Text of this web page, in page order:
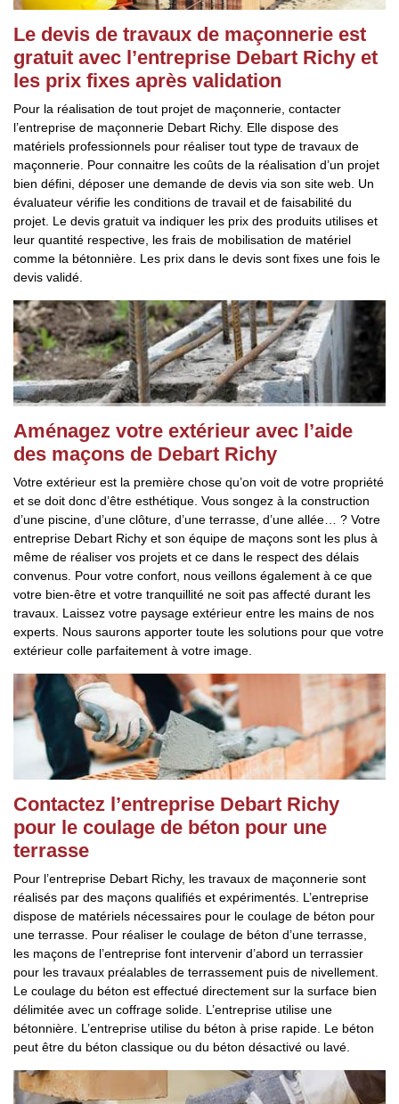
Le devis de travaux de maçonnerie est
gratuit avec l’entreprise Debart Richy et
les prix fixes après validation
Pour la réalisation de tout projet de maçonnerie, contacter
l’entreprise de maçonnerie Debart Richy. Elle dispose des
matériels professionnels pour réaliser tout type de travaux de
maçonnerie. Pour connaitre les coûts de la réalisation d’un projet
bien défini, déposer une demande de devis via son site web. Un
évaluateur vérifie les conditions de travail et de faisabilité du
projet. Le devis gratuit va indiquer les prix des produits utilises et
leur quantité respective, les frais de mobilisation de matériel
comme la bétonnière. Les prix dans le devis sont fixes une fois le
devis validé.
Aménagez votre extérieur avec l’aide
des maçons de Debart Richy
Votre extérieur est la première chose qu’on voit de votre propriété
et se doit donc d’être esthétique. Vous songez à la construction
d’une piscine, d’une clôture, d’une terrasse, d’une allée… ? Votre
entreprise Debart Richy et son équipe de maçons sont les plus à
même de réaliser vos projets et ce dans le respect des délais
convenus. Pour votre confort, nous veillons également à ce que
votre bien-être et votre tranquillité ne soit pas affecté durant les
travaux. Laissez votre paysage extérieur entre les mains de nos
experts. Nous saurons apporter toute les solutions pour que votre
extérieur colle parfaitement à votre image.
Contactez l’entreprise Debart Richy
pour le coulage de béton pour une
terrasse
Pour l’entreprise Debart Richy, les travaux de maçonnerie sont
réalisés par des maçons qualifiés et expérimentés. L’entreprise
dispose de matériels nécessaires pour le coulage de béton pour
une terrasse. Pour réaliser le coulage de béton d’une terrasse,
les maçons de l’entreprise font intervenir d’abord un terrassier
pour les travaux préalables de terrassement puis de nivellement.
Le coulage du béton est effectué directement sur la surface bien
délimitée avec un coffrage solide. L’entreprise utilise une
bétonnière. L’entreprise utilise du béton à prise rapide. Le béton
peut être du béton classique ou du béton désactivé ou lavé.